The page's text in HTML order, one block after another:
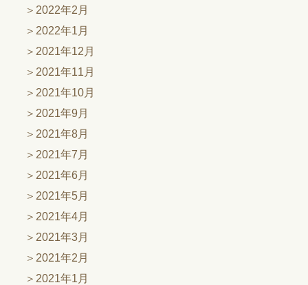
2022年2月
2022年1月
2021年12月
2021年11月
2021年10月
2021年9月
2021年8月
2021年7月
2021年6月
2021年5月
2021年4月
2021年3月
2021年2月
2021年1月